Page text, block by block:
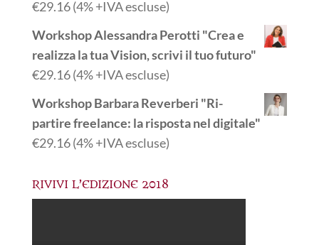
€29.16(4% +IVA escluse)
Workshop Alessandra Perotti "Crea e
realizza la tua Vision, scrivi il tuo futuro"
€29.16(4% +IVA escluse)
Workshop Barbara Reverberi "Ri-
partire freelance: la risposta nel digitale"
€29.16(4% +IVA escluse)
RIVIVI L’EDIZIONE 2018